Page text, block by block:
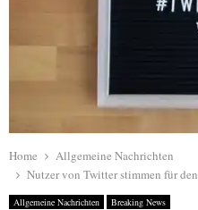
Home
Allgemeine Nachrichten
Nutzer von Twitter stimmen für
Allgemeine Nachrichten Breaking News